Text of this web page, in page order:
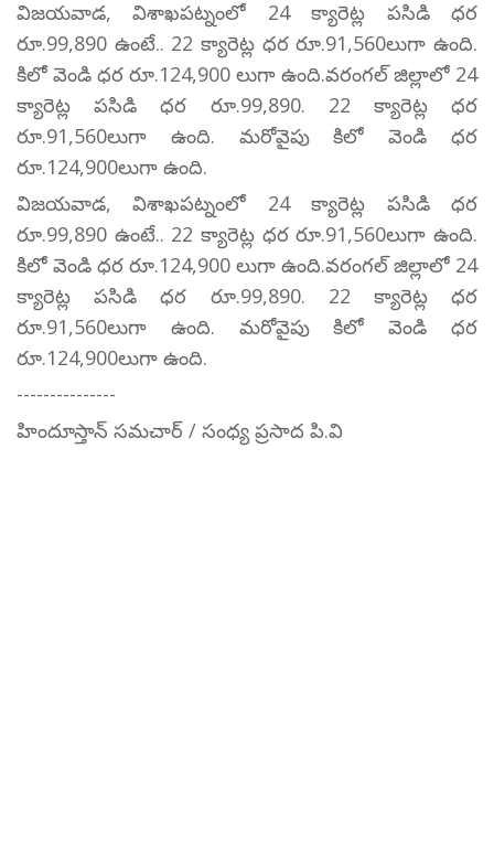
విజయవాడ, విశాఖపట్నంలో 24 క్యారెట్ల పసిడి ధర
రూ.99,890 ఉంటే.. 22 క్యారెట్ల ధర రూ.91,560లుగా ఉంది.
కిలో వెండి ధర రూ.124,900 లుగా ఉంది.వరంగల్ జిల్లాలో 24
క్యారెట్ల పసిడి ధర రూ.99,890. 22 క్యారెట్ల ధర
రూ.91,560లుగా ఉంది. మరోవైపు కిలో వెండి ధర
రూ.124,900లుగా ఉంది.
విజయవాడ, విశాఖపట్నంలో 24 క్యారెట్ల పసిడి ధర
రూ.99,890 ఉంటే.. 22 క్యారెట్ల ధర రూ.91,560లుగా ఉంది.
కిలో వెండి ధర రూ.124,900 లుగా ఉంది.వరంగల్ జిల్లాలో 24
క్యారెట్ల పసిడి ధర రూ.99,890. 22 క్యారెట్ల ధర
రూ.91,560లుగా ఉంది. మరోవైపు కిలో వెండి ధర
రూ.124,900లుగా ఉంది.
---------------
హిందూస్తాన్ సమచార్ / సంధ్య ప్రసాద పి.వి